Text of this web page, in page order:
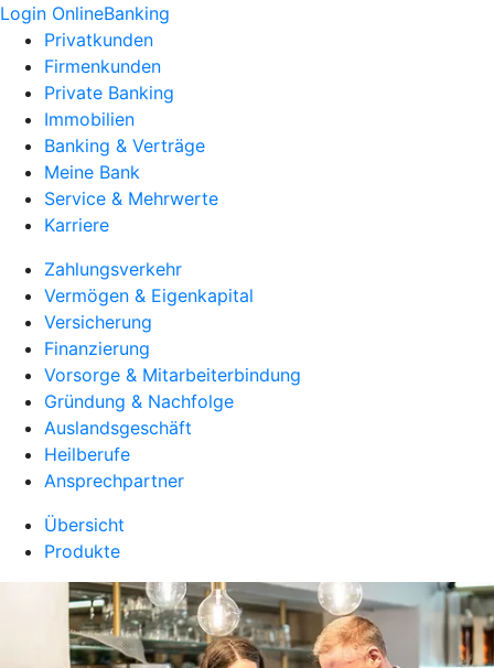
Login OnlineBanking
Privatkunden
Firmenkunden
Private Banking
Immobilien
Banking & Verträge
Meine Bank
Service & Mehrwerte
Karriere
Zahlungsverkehr
Vermögen & Eigenkapital
Versicherung
Finanzierung
Vorsorge & Mitarbeiterbindung
Gründung & Nachfolge
Auslandsgeschäft
Heilberufe
Ansprechpartner
Übersicht
Produkte